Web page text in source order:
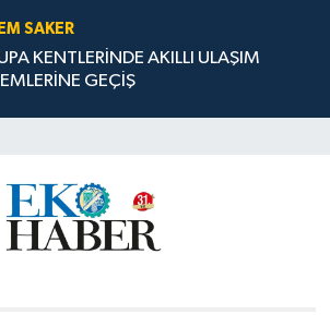
SAKER
KENTLERİNDE AKILLI ULAŞIM
GEÇİŞ